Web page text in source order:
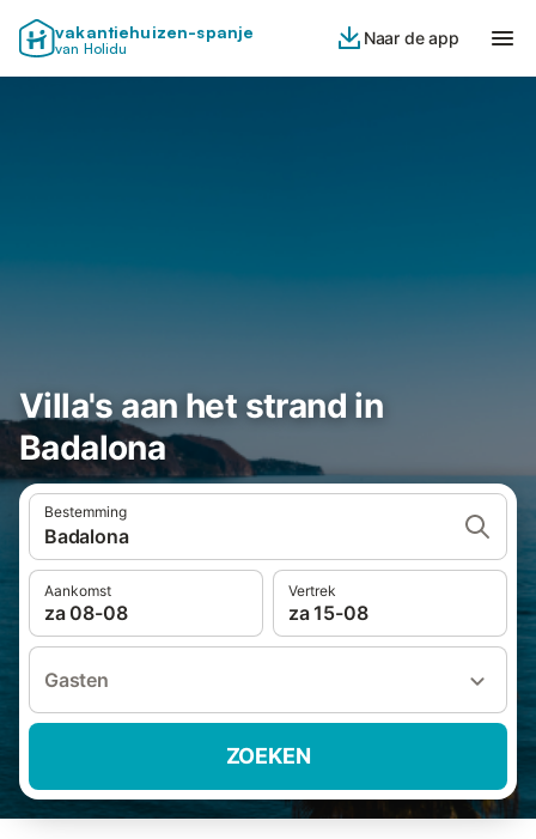
vakantiehuizen-spanje
van Holidu
Naar de app
Villa's aan het strand in
Badalona
Bestemming
Badalona
Aankomst
za 08-08
Vertrek
za 15-08
Gasten
ZOEKEN